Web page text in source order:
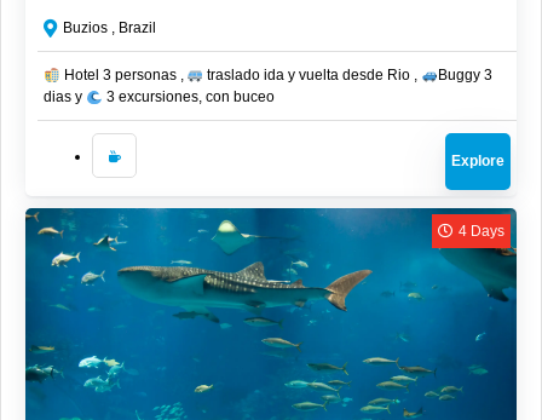
Buzios , Brazil
Hotel 3 personas , traslado ida y vuelta desde Rio ,
Buggy 3
dias y
3 excursiones, con buceo
Explore
4 Days